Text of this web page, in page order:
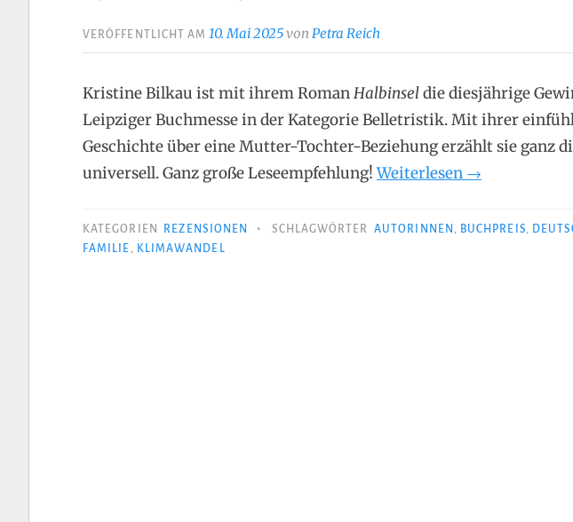
VERÖFFENTLICHT AM10. Mai 2025vonPetra Reich
Kristine Bilkau ist mit ihrem RomanHalbinseldie diesjährige
Leipziger Buchmesse in der Kategorie Belletristik. Mit ihrer
Geschichte über eine Mutter-Tochter-Beziehung erzählt sie ganz
universell. Ganz große Leseempfehlung!Weiterlesen „Kristine
–
→
KATEGORIEN REZENSIONEN • SCHLAGWÖRTER AUTORINNEN , BUCHPREIS,
FAMILIE , KLIMAWANDEL